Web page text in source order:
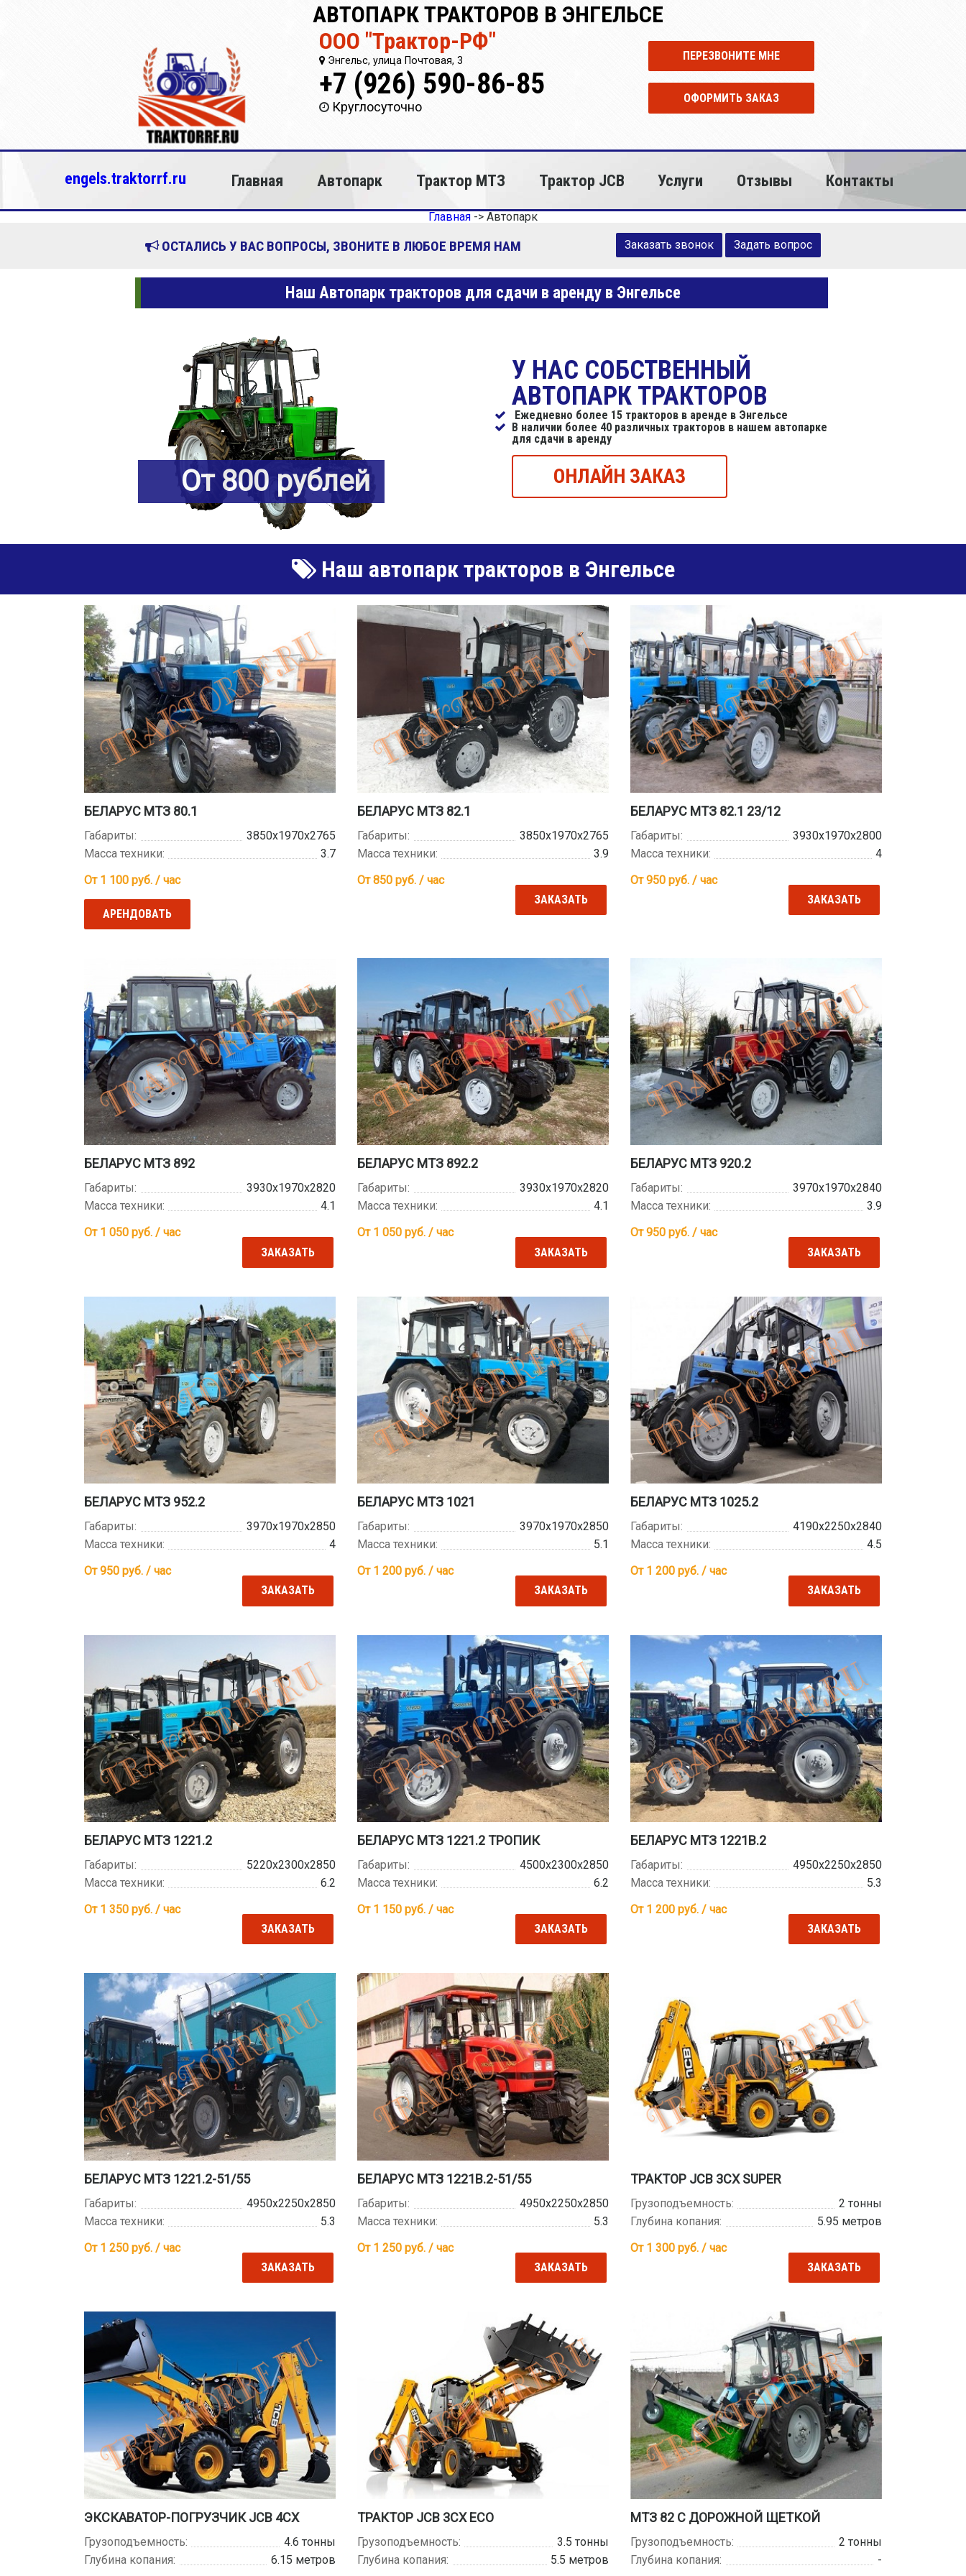
АВТОПАРК ТРАКТОРОВ В ЭНГЕЛЬСЕ
ООО "Трактор-РФ"
Энгельс, улица Почтовая, 3
+7 (926) 590-86-85
Круглосуточно
ПЕРЕЗВОНИТЕ МНЕ
ОФОРМИТЬ ЗАКАЗ
engels.traktorrf.ru Главная Автопарк Трактор МТЗ Трактор JCB Услуги Отзывы Контакты
Главная -> Автопарк
ОСТАЛИСЬ У ВАС ВОПРОСЫ, ЗВОНИТЕ В ЛЮБОЕ ВРЕМЯ НАМ Заказать звонок Задать вопрос
Наш Автопарк тракторов для сдачи в аренду в Энгельсе
От 800 рублей
У НАС СОБСТВЕННЫЙ
АВТОПАРК ТРАКТОРОВ
Ежедневно более 15 тракторов в аренде в Энгельсе
В наличии более 40 различных тракторов в нашем автопарке
для сдачи в аренду
ОНЛАЙН ЗАКАЗ
Наш автопарк тракторов в Энгельсе
БЕЛАРУС МТЗ 80.1
Габариты:
3850х1970х2765
Масса техники:
3.7
От 1 100 руб. / час
АРЕНДОВАТЬ
БЕЛАРУС МТЗ 82.1
Габариты:
3850х1970х2765
Масса техники:
3.9
От 850руб. / час
ЗАКАЗАТЬ
БЕЛАРУС МТЗ 82.1 23/12
Габариты:
3930x1970x2800
Масса техники:
4
От 950руб. / час
ЗАКАЗАТЬ
БЕЛАРУС МТЗ 892
Габариты:
3930х1970х2820
Масса техники:
4.1
От 1 050 руб. / час
ЗАКАЗАТЬ
БЕЛАРУС МТЗ 892.2
Габариты:
3930х1970х2820
Масса техники:
4.1
От 1 050руб. / час
ЗАКАЗАТЬ
БЕЛАРУС МТЗ 920.2
Габариты:
3970х1970х2840
Масса техники:
3.9
От 950руб. / час
ЗАКАЗАТЬ
БЕЛАРУС МТЗ 952.2
Габариты:
3970х1970х2850
Масса техники:
4
От 950 руб. / час
ЗАКАЗАТЬ
БЕЛАРУС МТЗ 1021
Габариты:
3970х1970х2850
Масса техники:
5.1
От 1 200руб. / час
ЗАКАЗАТЬ
БЕЛАРУС МТЗ 1025.2
Габариты:
4190х2250х2840
Масса техники:
4.5
От 1 200руб. / час
ЗАКАЗАТЬ
БЕЛАРУС МТЗ 1221.2
Габариты:
5220x2300x2850
Масса техники:
6.2
От 1 350 руб. / час
ЗАКАЗАТЬ
БЕЛАРУС МТЗ 1221.2 ТРОПИК
Габариты:
4500х2300х2850
Масса техники:
6.2
От 1 150руб. / час
ЗАКАЗАТЬ
БЕЛАРУС МТЗ 1221В.2
Габариты:
4950х2250х2850
Масса техники:
5.3
От 1 200руб. / час
ЗАКАЗАТЬ
БЕЛАРУС МТЗ 1221.2-51/55
Габариты:
4950х2250х2850
Масса техники:
5.3
От 1 250 руб. / час
ЗАКАЗАТЬ
БЕЛАРУС МТЗ 1221В.2-51/55
Габариты:
4950х2250х2850
Масса техники:
5.3
От 1 250руб. / час
ЗАКАЗАТЬ
ТРАКТОР JCB 3CX SUPER
Грузоподъемность:
2 тонны
Глубина копания:
5.95 метров
От 1 300руб. / час
ЗАКАЗАТЬ
ЭКСКАВАТОР-ПОГРУЗЧИК JCB 4CX
Грузоподъемность:
4.6 тонны
Глубина копания:
6.15 метров
ТРАКТОР JCB 3CX ECO
Грузоподъемность:
3.5 тонны
Глубина копания:
5.5 метров
МТЗ 82 С ДОРОЖНОЙ ЩЕТКОЙ
Грузоподъемность:
2 тонны
Глубина копания:
-